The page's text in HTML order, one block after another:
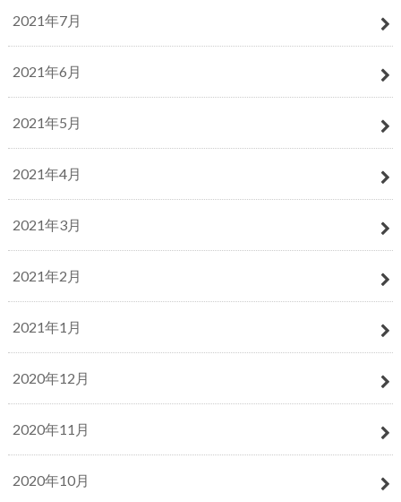
2021年7月
2021年6月
2021年5月
2021年4月
2021年3月
2021年2月
2021年1月
2020年12月
2020年11月
2020年10月